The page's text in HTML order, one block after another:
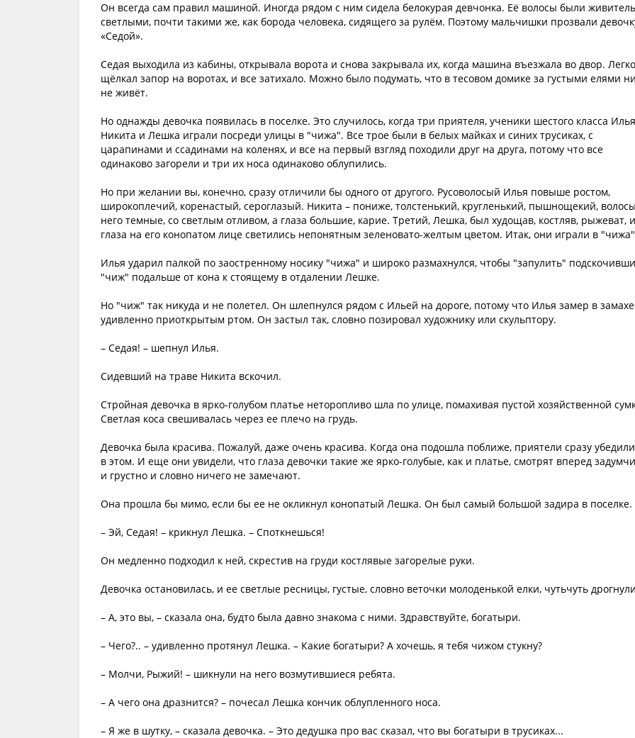
Он всегда сам правил машиной. Иногда рядом с ним сидела белокурая девчонка. Её волосы были
светлыми, почти такими же, как борода человека, сидящего за рулём. Поэтому мальчишки прозвали
«Седой».
Седая выходила из кабины, открывала ворота и снова закрывала их, когда машина въезжала во двор. Легко
щёлкал запор на воротах, и все затихало. Можно было подумать, что в тесовом домике за густыми елями
не живёт.
Но однажды девочка появилась в поселке. Это случилось, когда три приятеля, ученики шестого класса
Никита и Лешка играли посреди улицы в "чижа". Все трое были в белых майках и синих трусиках, с
царапинами и ссадинами на коленях, и все на первый взгляд походили друг на друга, потому что все
одинаково загорели и три их носа одинаково облупились.
Но при желании вы, конечно, сразу отличили бы одного от другого. Русоволосый Илья повыше ростом,
широкоплечий, коренастый, сероглазый. Никита – пониже, толстенький, кругленький, пышнощекий,
него темные, со светлым отливом, а глаза большие, карие. Третий, Лешка, был худощав, костляв, рыжеват, и
глаза на его конопатом лице светились непонятным зеленовато-желтым цветом. Итак, они играли в
Илья ударил палкой по заостренному носику "чижа" и широко размахнулся, чтобы "запулить"
"чиж" подальше от кона к стоящему в отдалении Лешке.
Но "чиж" так никуда и не полетел. Он шлепнулся рядом с Ильей на дороге, потому что Илья замер в замахе
удивленно приоткрытым ртом. Он застыл так, словно позировал художнику или скульптору.
– Седая! – шепнул Илья.
Сидевший на траве Никита вскочил.
Стройная девочка в ярко-голубом платье неторопливо шла по улице, помахивая пустой хозяйственной
Светлая коса свешивалась через ее плечо на грудь.
Девочка была красива. Пожалуй, даже очень красива. Когда она подошла поближе, приятели сразу
в этом. И еще они увидели, что глаза девочки такие же ярко-голубые, как и платье, смотрят вперед
и грустно и словно ничего не замечают.
Она прошла бы мимо, если бы ее не окликнул конопатый Лешка. Он был самый большой задира в поселке.
– Эй, Седая! – крикнул Лешка. – Споткнешься!
Он медленно подходил к ней, скрестив на груди костлявые загорелые руки.
Девочка остановилась, и ее светлые ресницы, густые, словно веточки молоденькой елки, чутьчуть
– А, это вы, – сказала она, будто была давно знакома с ними. Здравствуйте, богатыри.
– Чего?.. – удивленно протянул Лешка. – Какие богатыри? А хочешь, я тебя чижом стукну?
– Молчи, Рыжий! – шикнули на него возмутившиеся ребята.
– А чего она дразнится? – почесал Лешка кончик облупленного носа.
– Я же в шутку, – сказала девочка. – Это дедушка про вас сказал, что вы богатыри в трусиках...